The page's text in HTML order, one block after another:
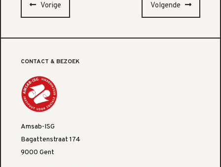
Vorige Volgende
CONTACT & BEZOEK
Amsab-ISG
Bagattenstraat 174
9000 Gent